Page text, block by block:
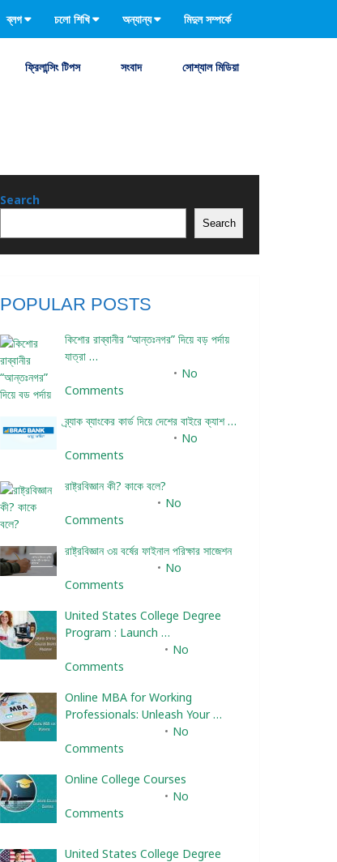
ব্লগ চলো শিখি অন্যান্য মিদুল সম্পর্কে
ফ্রিলান্সিং টিপস সংবাদ সোশ্যাল মিডিয়া
Search
Search
POPULAR POSTS
কিশোর রাব্বানীর “আন্তঃনগর” দিয়ে বড় পর্দায়
যাত্রা …
No
Comments
ব্র্যাক ব্যাংকের কার্ড দিয়ে দেশের বাইরে ক্যাশ …
No
Comments
রাষ্ট্রবিজ্ঞান কী? কাকে বলে?
No
Comments
রাষ্ট্রবিজ্ঞান ৩য় বর্ষের ফাইনাল পরিক্ষার সাজেশন
No
Comments
United States College Degree
Program : Launch …
No
Comments
Online MBA for Working
Professionals: Unleash Your …
No
Comments
Online College Courses
No
Comments
United States College Degree